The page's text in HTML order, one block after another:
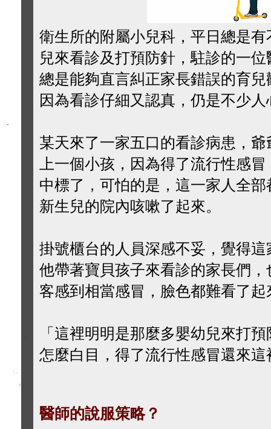
衛生所的附屬小兒科，平日總是
兒來看診及打預防針，駐診的一
總是能夠直言糾正家長錯誤的育
因為看診仔細又認真，仍是不少
某天來了一家五口的看診病患，
上一個小孩，因為得了流行性感
中標了，可怕的是，這一家人全
新生兒的院內咳嗽了起來。
掛號櫃台的人員深感不妥，覺得
他帶著寶貝孩子來看診的家長們
客感到相當感冒，臉色都難看了起
「這裡明明是那麼多嬰幼兒來打
怎麼白目，得了流行性感冒還來
醫師的說服策略？